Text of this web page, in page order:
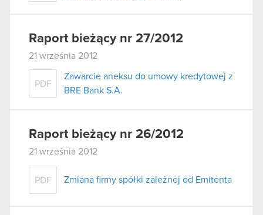
Raport bieżący nr 27/2012
21 września 2012
PDF
Zawarcie aneksu do umowy kredytowej z
BRE Bank S.A.
Raport bieżący nr 26/2012
21 września 2012
PDF Zmiana firmy spółki zależnej od Emitenta